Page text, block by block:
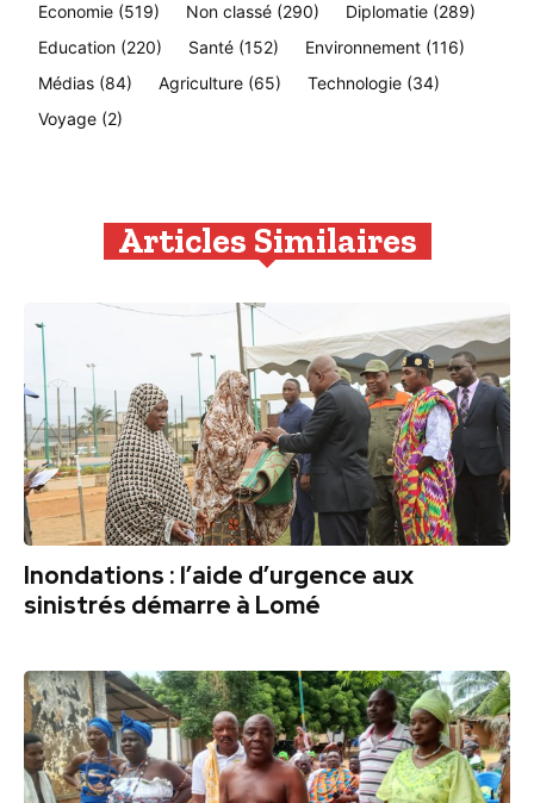
Economie (519) Non classé (290) Diplomatie (289)
Education (220) Santé (152) Environnement (116)
Médias (84) Agriculture (65) Technologie (34)
Voyage (2)
Articles Similaires
Inondations : l’aide d’urgence aux
sinistrés démarre à Lomé